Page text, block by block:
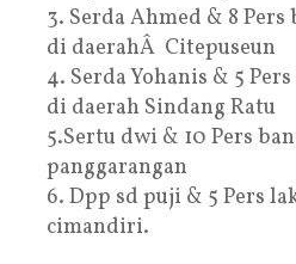
3. Serda Ahmed & 8
di daerahÂ Citepuseun
4. Serda Yohanis & 5
di daerah Sindang Ratu
5.Sertu dwi & 10 Pers
panggarangan
6. Dpp sd puji & 5 Pers
cimandiri.